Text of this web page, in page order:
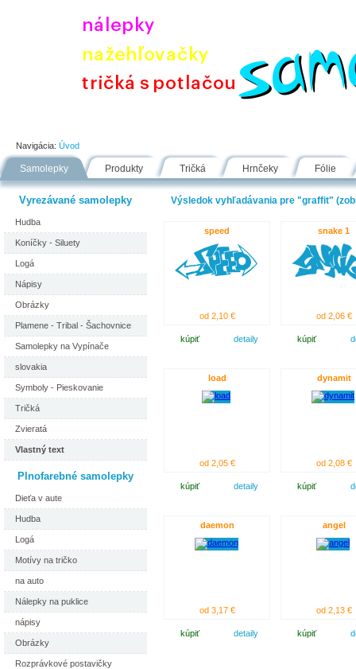
Navigácia: Úvod
Samolepky Produkty Tričká Hrnčeky Fólie
Vyrezávané samolepky
Hudba
Koníčky - Siluety
Logá
Nápisy
Obrázky
Plamene - Tribal - Šachovnice
Samolepky na Vypínače
slovakia
Symboly - Pieskovanie
Tričká
Zvieratá
Vlastný text
Plnofarebné samolepky
Dieťa v aute
Hudba
Logá
Motívy na tričko
na auto
Nálepky na puklice
nápisy
Obrázky
Rozprávkové postavičky
Výsledok vyhľadávania pre "graffit"
speed
od 2,10 €
kúpiť detaily
snake 1
od 2,06 €
kúpiť
load
od 2,05 €
kúpiť detaily
dynamit
od 2,08 €
kúpiť
daemon
od 3,17 €
kúpiť detaily
angel
od 2,13 €
kúpiť